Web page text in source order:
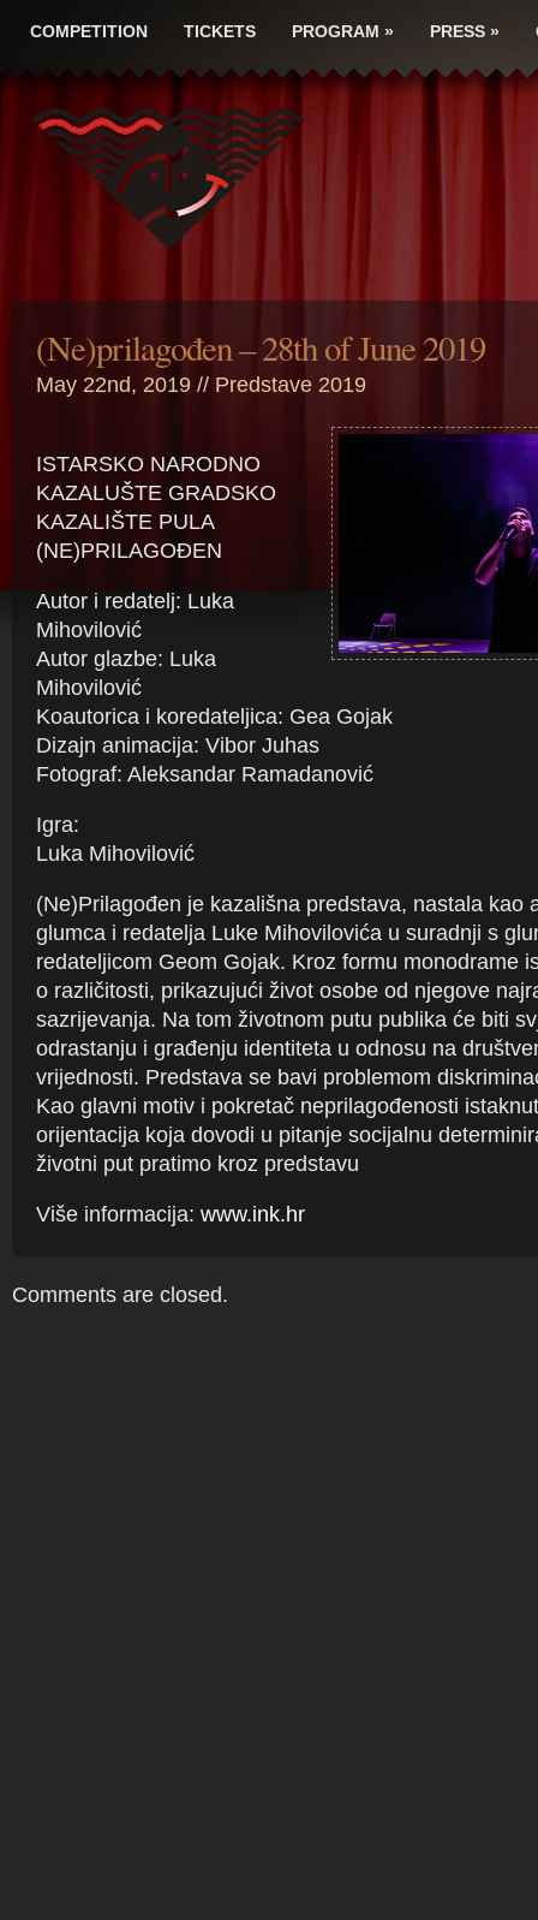
COMPETITION TICKETS PROGRAM » PRESS »
(Ne)prilagođen – 28th of June 2019
May 22nd, 2019 // Predstave 2019
ISTARSKO NARODNO
KAZALUŠTE GRADSKO
KAZALIŠTE PULA
(NE)PRILAGOĐEN
Autor i redatelj: Luka
Mihovilović
Autor glazbe: Luka
Mihovilović
Koautorica i koredateljica: Gea Gojak
Dizajn animacija: Vibor Juhas
Fotograf: Aleksandar Ramadanović
Igra:
Luka Mihovilović
(Ne)Prilagođen je kazališna predstava, nastala kao
glumca i redatelja Luke Mihovilovića u suradnji s
redateljicom Geom Gojak. Kroz formu monodrame
o različitosti, prikazujući život osobe od njegove
sazrijevanja. Na tom životnom putu publika će biti
odrastanju i građenju identiteta u odnosu na
vrijednosti. Predstava se bavi problemom
Kao glavni motiv i pokretač neprilagođenosti
orijentacija koja dovodi u pitanje socijalnu
životni put pratimo kroz predstavu
Više informacija: www.ink.hr
Comments are closed.